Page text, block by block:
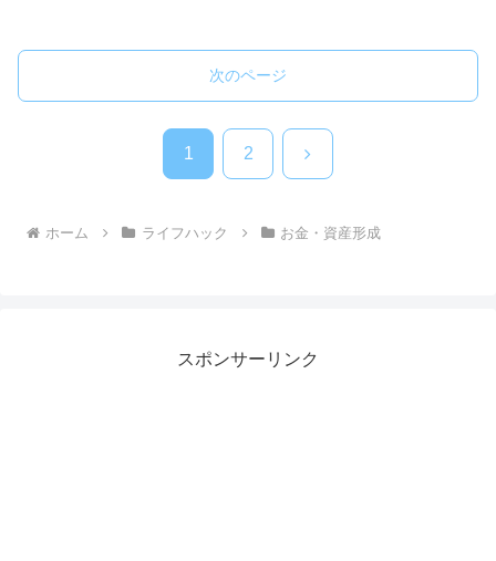
次のページ
1 2 次
ホーム ライフハック お金・資産形成
スポンサーリンク